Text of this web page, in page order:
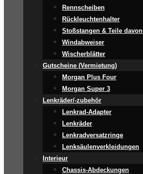
Rennscheiben
Rückleuchtenhalter
Stoßstangen & Teile davon
Windabweiser
Wischerblätter
Gutscheine (Vermietung)
Morgan Plus Four
Morgan Super 3
Lenkräder/-zubehör
Lenkrad-Adapter
Lenkräder
Lenkradversatzringe
Lenksäulenverkleidungen
Interieur
Chassis-Abdeckungen